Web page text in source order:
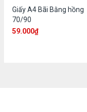
Giấy A4 Bãi Bằng hồng
70/90
59.000₫